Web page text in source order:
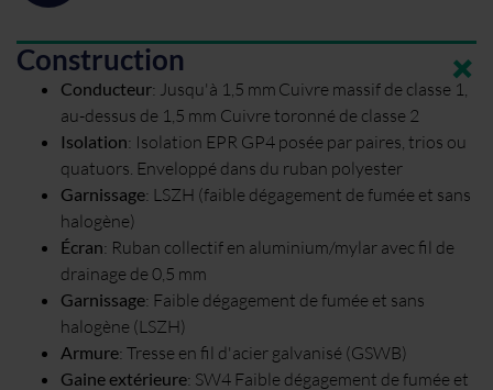
Construction
Conducteur: Jusqu'à 1,5 mm Cuivre massif de classe 1,
au-dessus de 1,5 mm Cuivre toronné de classe 2
Isolation: Isolation EPR GP4 posée par paires, trios ou
quatuors. Enveloppé dans du ruban polyester
Garnissage: LSZH (faible dégagement de fumée et sans
halogène)
Écran: Ruban collectif en aluminium/mylar avec fil de
drainage de 0,5 mm
Garnissage: Faible dégagement de fumée et sans
halogène (LSZH)
Armure: Tresse en fil d'acier galvanisé (GSWB)
Gaine extérieure: SW4 Faible dégagement de fumée et